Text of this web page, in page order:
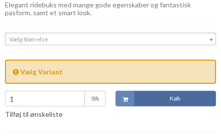
Elegant ridebuks med mange gode egenskaber og fantastisk
pasform, samt et smart look.
Vælg Størrelse
Vælg Variant
Stk Køb
Tilføj til ønskeliste